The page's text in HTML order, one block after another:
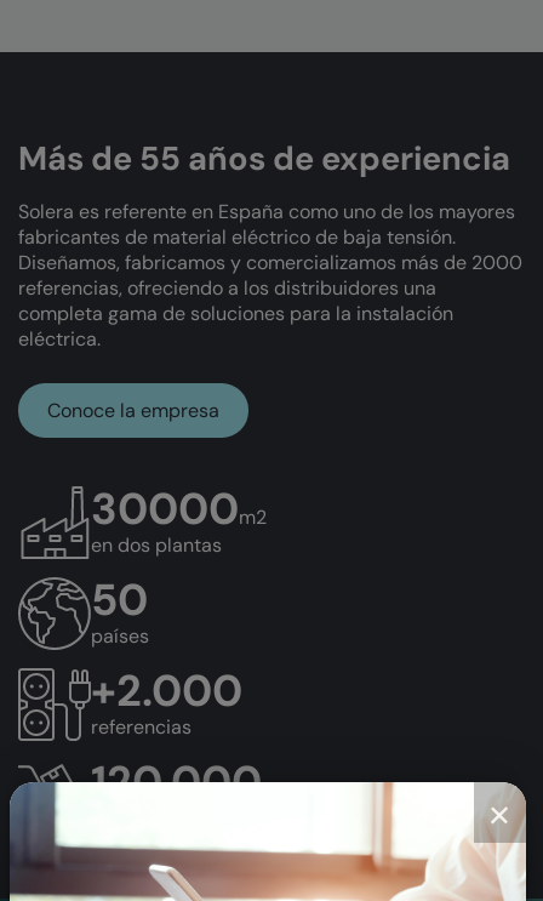
Más de 55 años de experiencia
Solera es referente en España como uno de los mayores
fabricantes de material eléctrico de baja tensión.
Diseñamos, fabricamos y comercializamos más de 2000
referencias, ofreciendo a los distribuidores una
completa gama de soluciones para la instalación
eléctrica.
Conoce la empresa
30000m2
en dos plantas
50
países
+2.000
referencias
120.000 ×